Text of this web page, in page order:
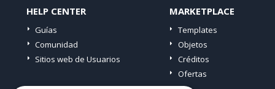
HELP CENTER
Guías
Comunidad
Sitios web de Usuarios
MARKETPLACE
Templates
Objetos
Créditos
Ofertas